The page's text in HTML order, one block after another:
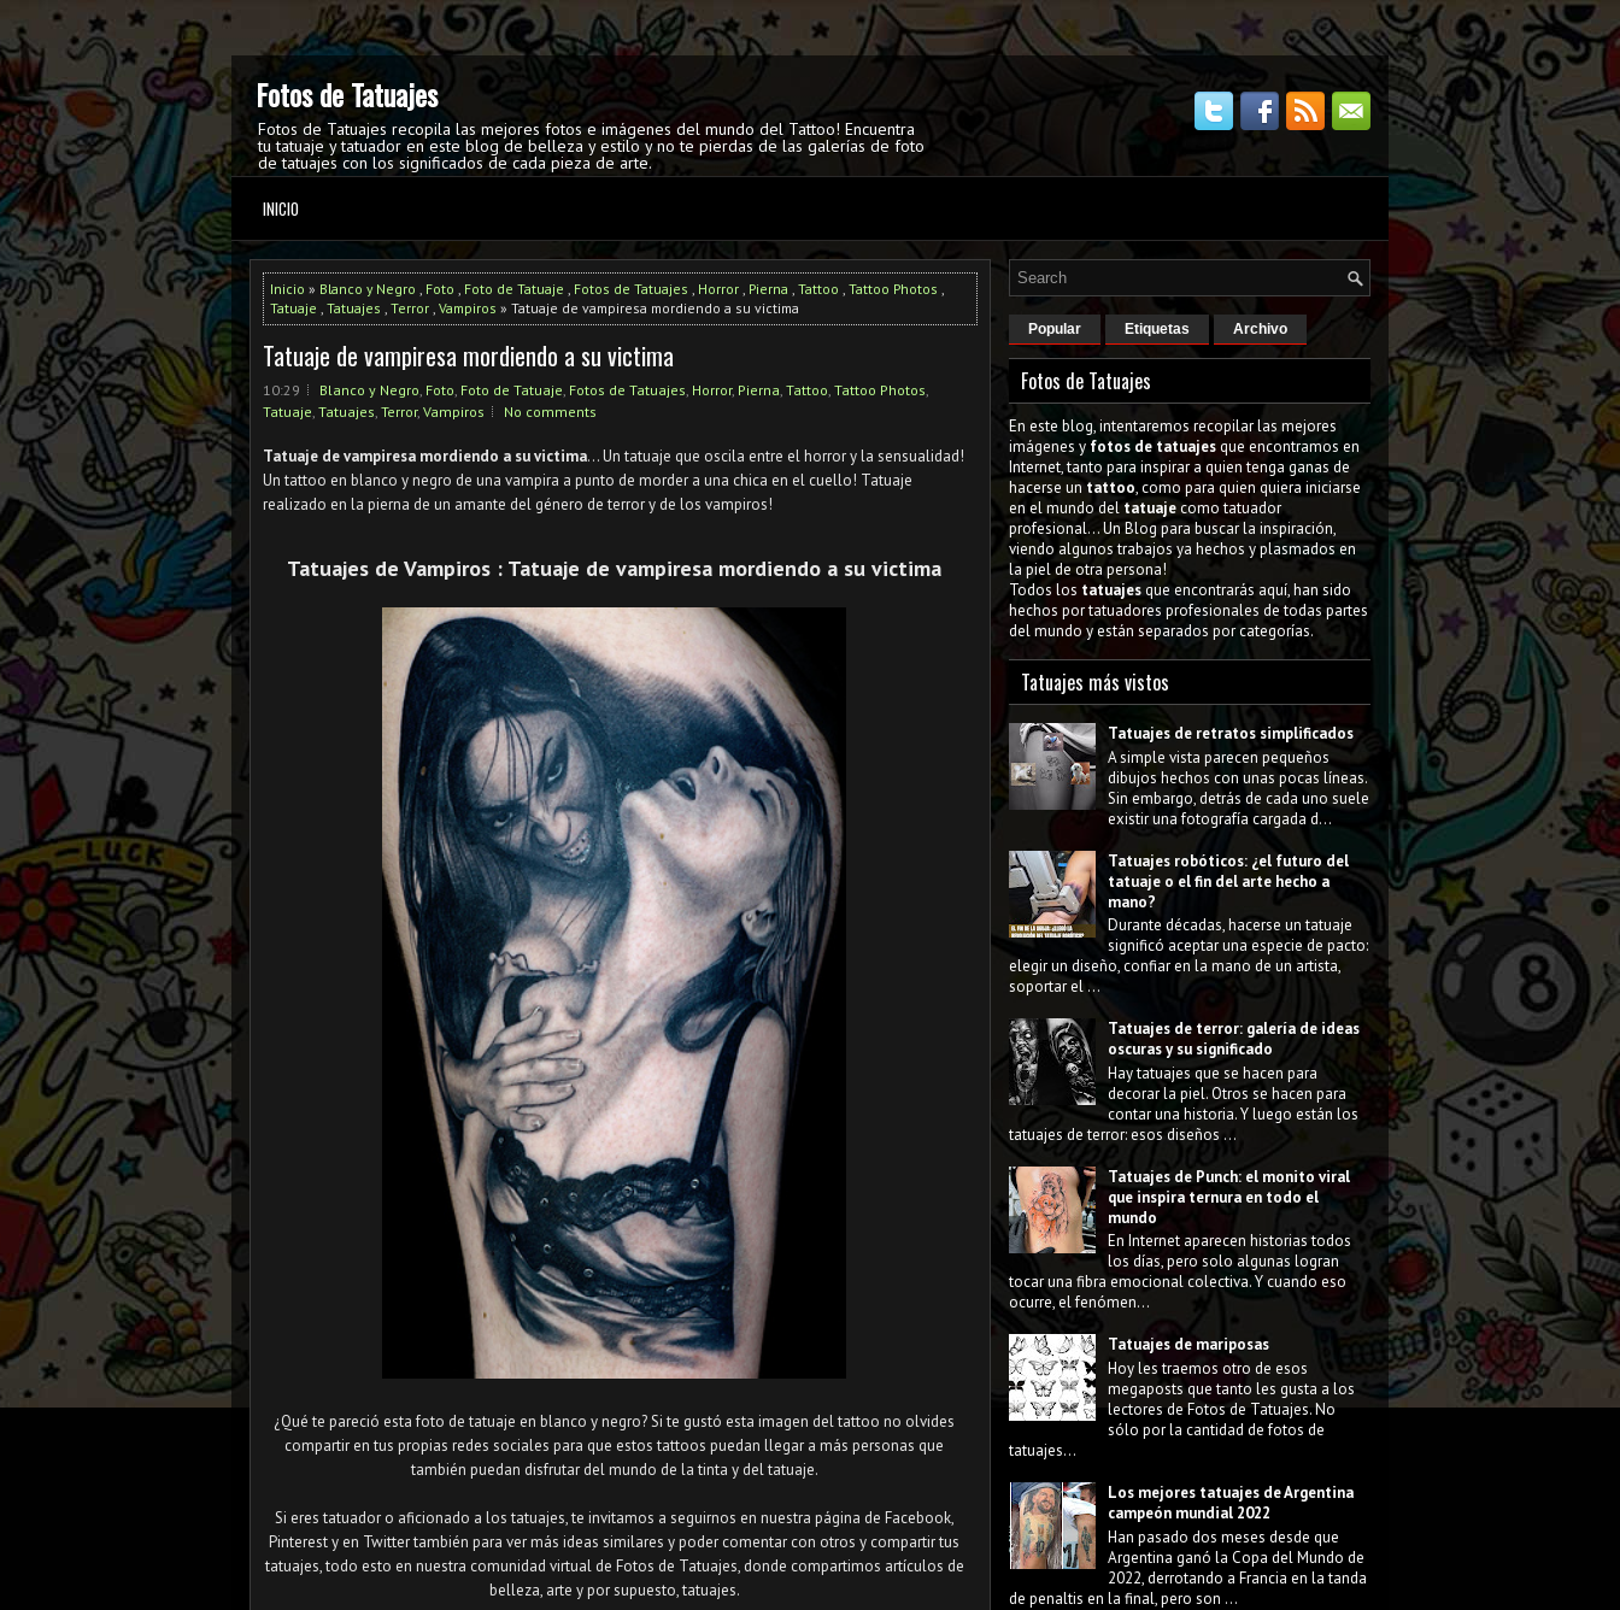
Fotos de Tatuajes
Fotos de Tatuajes recopila las mejores fotos e imágenes del mundo del Tattoo! Encuentra
tu tatuaje y tatuador en este blog de belleza y estilo y no te pierdas de las galerías de foto
de tatuajes con los significados de cada pieza de arte.
INICIO
Inicio » Blanco y Negro , Foto , Foto de Tatuaje , Fotos de Tatuajes , Horror , Pierna , Tattoo , Tattoo Photos ,
Tatuaje , Tatuajes , Terror , Vampiros » Tatuaje de vampiresa mordiendo a su victima
Tatuaje de vampiresa mordiendo a su victima
10:29 Blanco y Negro, Foto, Foto de Tatuaje, Fotos de Tatuajes, Horror, Pierna, Tattoo, Tattoo Photos,
Tatuaje, Tatuajes, Terror, Vampiros No comments
Tatuaje de vampiresa mordiendo a su victima... Un tatuaje que oscila entre el horror y la sensualidad!
Un tattoo en blanco y negro de una vampira a punto de morder a una chica en el cuello! Tatuaje
realizado en la pierna de un amante del género de terror y de los vampiros!
Tatuajes de Vampiros : Tatuaje de vampiresa mordiendo a su victima
¿Qué te pareció esta foto de tatuaje en blanco y negro? Si te gustó esta imagen del tattoo no olvides
compartir en tus propias redes sociales para que estos tattoos puedan llegar a más personas que
también puedan disfrutar del mundo de la tinta y del tatuaje.
Si eres tatuador o aficionado a los tatuajes, te invitamos a seguirnos en nuestra página de Facebook,
Pinterest y en Twitter también para ver más ideas similares y poder comentar con otros y compartir tus
tatuajes, todo esto en nuestra comunidad virtual de Fotos de Tatuajes, donde compartimos artículos de
belleza, arte y por supuesto, tatuajes.
Popular Etiquetas Archivo
Fotos de Tatuajes
En este blog, intentaremos recopilar las mejores
imágenes y fotos de tatuajesque encontramos en
Internet, tanto para inspirar a quien tenga ganas de
hacerse un tattoo, como para quien quiera iniciarse
en el mundo del tatuajecomo tatuador
profesional... Un Blog para buscar la inspiración,
viendo algunos trabajos ya hechos y plasmados en
la piel de otra persona!
Todos los tatuajesque encontrarás aquí, han sido
hechos por tatuadores profesionales de todas partes
del mundo y están separados por categorías.
Tatuajes más vistos
Tatuajes de retratos simplificados
A simple vista parecen pequeños
dibujos hechos con unas pocas líneas.
Sin embargo, detrás de cada uno suele
existir una fotografía cargada d...
Tatuajes robóticos: ¿el futuro del
tatuaje o el fin del arte hecho a
mano?
Durante décadas, hacerse un tatuaje
significó aceptar una especie de pacto:
elegir un diseño, confiar en la mano de un artista,
soportar el ...
Tatuajes de terror: galería de ideas
oscuras y su significado
Hay tatuajes que se hacen para
decorar la piel. Otros se hacen para
contar una historia. Y luego están los
tatuajes de terror: esos diseños ...
Tatuajes de Punch: el monito viral
que inspira ternura en todo el
mundo
En Internet aparecen historias todos
los días, pero solo algunas logran
tocar una fibra emocional colectiva. Y cuando eso
ocurre, el fenómen...
Tatuajes de mariposas
Hoy les traemos otro de esos
megaposts que tanto les gusta a los
lectores de Fotos de Tatuajes. No
sólo por la cantidad de fotos de
tatuajes...
Los mejores tatuajes de Argentina
campeón mundial 2022
Han pasado dos meses desde que
Argentina ganó la Copa del Mundo de
2022, derrotando a Francia en la tanda
de penaltis en la final, pero son ...